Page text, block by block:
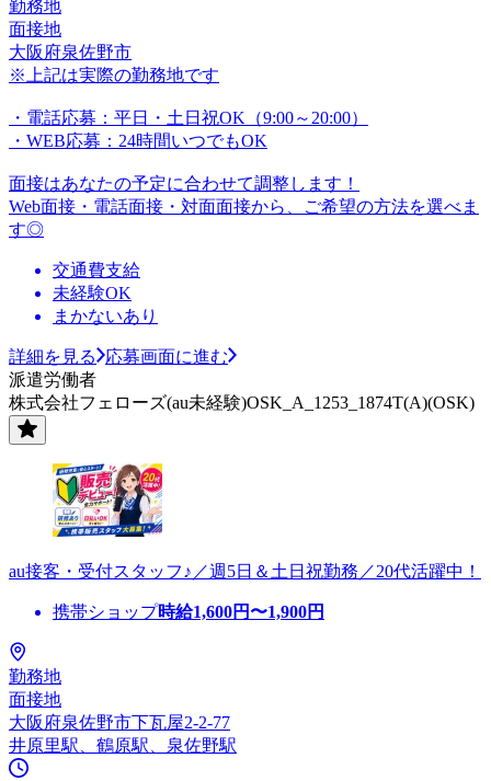
勤務地
面接地
大阪府泉佐野市
※上記は実際の勤務地です
・電話応募：平日・土日祝OK（9:00～20:00）
・WEB応募：24時間いつでもOK
面接はあなたの予定に合わせて調整します！
Web面接・電話面接・対面面接から、ご希望の方法を選べま
す◎
交通費支給
未経験OK
まかないあり
詳細を見る
応募画面に進む
派遣労働者
株式会社フェローズ(au未経験)OSK_A_1253_1874T(A)(OSK)
au接客・受付スタッフ♪／週5日＆土日祝勤務／20代活躍中！
携帯ショップ時給1,600円〜1,900円
勤務地
面接地
大阪府泉佐野市下瓦屋2-2-77
井原里駅、鶴原駅、泉佐野駅